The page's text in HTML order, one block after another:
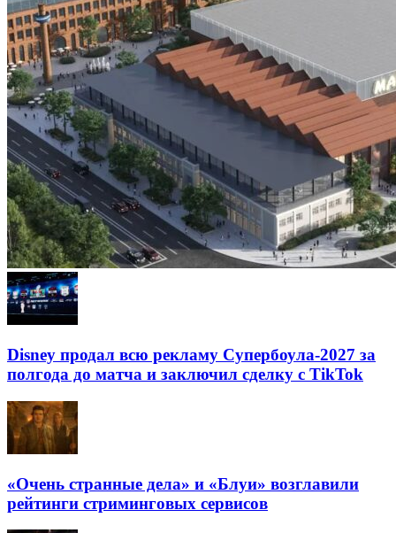
Disney продал всю рекламу Супербоула-2027 за
полгода до матча и заключил сделку с TikTok
«Очень странные дела» и «Блуи» возглавили
рейтинги стриминговых сервисов